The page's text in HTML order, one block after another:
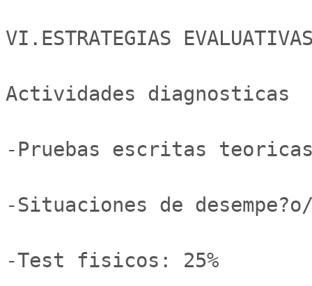
VI.ESTRATEGIAS
Actividades diagnosticas
-Pruebas escritas
-Situaciones de
-Test fisicos: 25%